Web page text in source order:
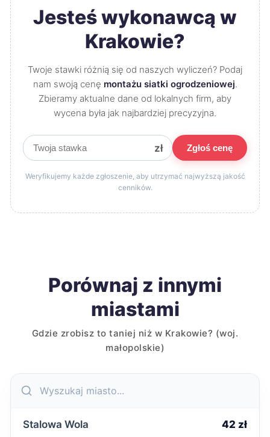
Jesteś wykonawcą w
Krakowie?
Twoje stawki różnią się od naszych wyliczeń? Podaj
nam swoją cenę montażu siatki ogrodzeniowej.
Zbieramy aktualne dane od lokalnych firm, aby
wycena była jak najbardziej precyzyjna.
zł Zgłoś cenę
Weryfikujemy każde zgłoszenie, aby utrzymać najwyższą jakość
cenników.
Porównaj z innymi
miastami
Gdzie zrobisz to taniej niż w Krakowie? (woj.
małopolskie)
Stalowa Wola 42 zł